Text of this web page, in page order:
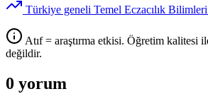
Türkiye geneli Temel Eczacılık
Atıf = araştırma etkisi. Öğretim kalitesi
değildir.
0 yorum